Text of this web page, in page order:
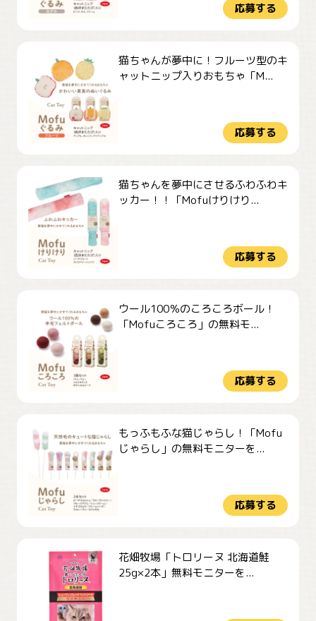
応募する
猫ちゃんが夢中に！フルーツ型のキ
ャットニップ入りおもちゃ「M...
応募する
猫ちゃんを夢中にさせるふわふわキ
ッカー！！「Mofuけりけり...
応募する
ウール100％のころころボール！
「Mofuころころ」の無料モ...
応募する
もっふもふな猫じゃらし！「Mofu
じゃらし」の無料モニターを...
応募する
花畑牧場「トロリーヌ 北海道鮭
25g×2本」無料モニターを...